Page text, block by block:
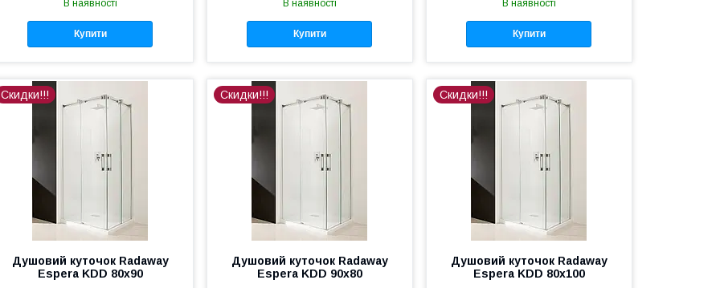
В наявності
Купити
В наявності
Купити
В наявності
Купити
Скидки!!!
Душовий куточок Radaway
Espera KDD 80x90
Скидки!!!
Душовий куточок Radaway
Espera KDD 90x80
Скидки!!!
Душовий куточок Radaway
Espera KDD 80x100